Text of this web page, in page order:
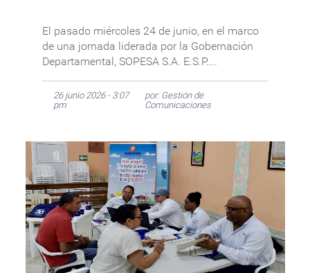
El pasado miércoles 24 de junio, en el marco
de una jornada liderada por la Gobernación
Departamental, SOPESA S.A. E.S.P....
26 junio 2026 - 3:07
pm
por: Gestión de
Comunicaciones